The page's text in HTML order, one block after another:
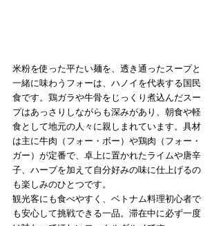
米粉を使った平たい麺を、透き通ったスープと
一緒に味わうフォーは、ハノイを代表する国民
食です。鶏ガラや牛骨をじっくり煮込んだスー
プはあっさりしながらも深みがあり、朝食や軽
食として地元の人々に親しまれています。具材
は主に牛肉（フォー・ボー）や鶏肉（フォー・
ガー）が定番で、卓上に置かれたライムや唐辛
子、ハーブを加えて自分好みの味に仕上げるの
も楽しみのひとつです。
観光客にも食べやすく、ベトナム料理初心者で
も安心して挑戦できる一品。滞在中に必ず一度